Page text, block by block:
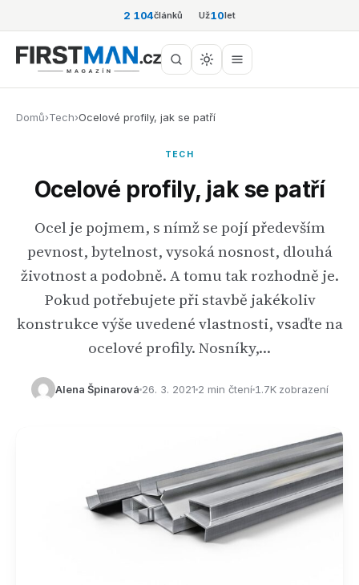
2 104článků Už10let
Domů›Tech›Ocelové profily, jak se patří
TECH
Ocelové profily, jak se patří
Ocel je pojmem, s nímž se pojí především
pevnost, bytelnost, vysoká nosnost, dlouhá
životnost a podobně. A tomu tak rozhodně je.
Pokud potřebujete při stavbě jakékoliv
konstrukce výše uvedené vlastnosti, vsaďte na
ocelové profily. Nosníky,…
Alena Špinarová 26. 3. 2021 2 min čtení1.7K zobrazení